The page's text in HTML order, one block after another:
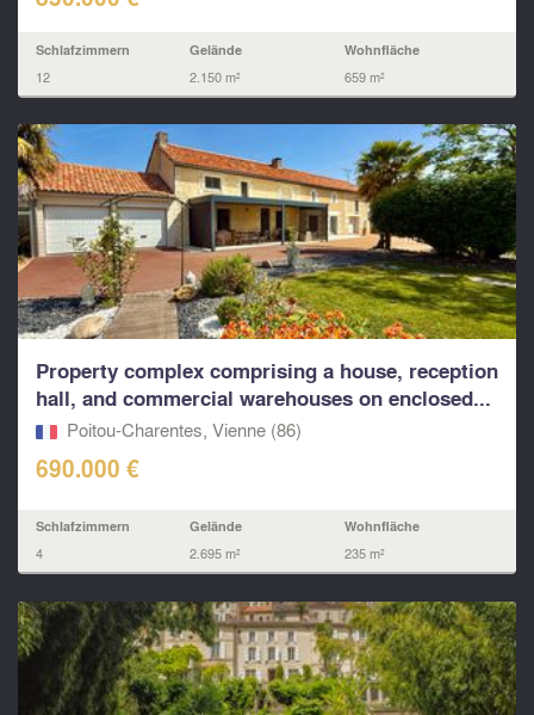
Schlafzimmern
12
Gelände
2.150 m²
Wohnfläche
659 m²
Property complex comprising a house, reception
hall, and commercial warehouses on enclosed...
Poitou-Charentes, Vienne (86)
690.000 €
Schlafzimmern
4
Gelände
2.695 m²
Wohnfläche
235 m²